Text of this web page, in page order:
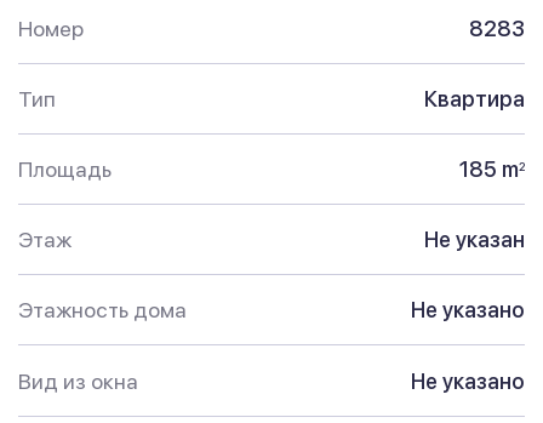
Номер 8283
Тип Квартира
Площадь 185 m2
Этаж Не указан
Этажность дома Не указано
Вид из окна Не указано